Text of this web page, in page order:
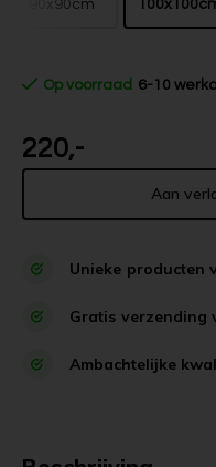
90x90cm
Op voorraad 6-10
220,-
Aan
Unieke producten
Gratis verzending
Ambachtelijke